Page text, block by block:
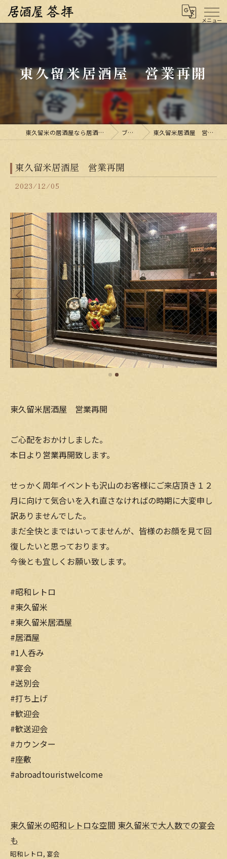
東久留米居酒屋 営業再開
東久留米の居酒屋なら居酒屋 答拝 ブログ 東久留米居酒屋 営業再開
東久留米居酒屋 営業再開
2023/12/05
東久留米居酒屋 営業再開
ご心配をおかけしました。
本日より営業再開致します。
せっかく周年イベントも沢山のお客様にご来店頂き１２
月に向けて気合いを入れ直さなければの時期に大変申し
訳ありませんでした。
まだ全快とまではいってませんが、皆様のお顔を見て回
復したいと思っております。
今後とも宜しくお願い致します。
#昭和レトロ
#東久留米
#東久留米居酒屋
#居酒屋
#1人呑み
#宴会
#送別会
#打ち上げ
#歓迎会
#歓送迎会
#カウンター
#座敷
#abroadtouristwelcome
東久留米の昭和レトロな空間 東久留米で大人数での宴会
も
昭和レトロ 宴会